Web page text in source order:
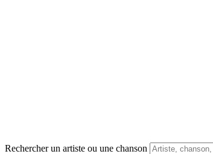
Rechercher un artiste ou une chanson